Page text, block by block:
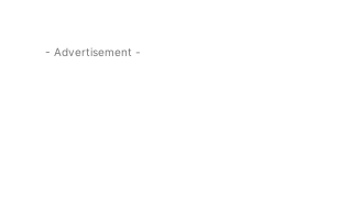
- Advertisement -